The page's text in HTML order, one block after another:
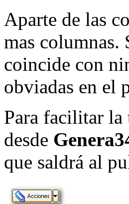
Aparte de las
mas
coincide con
obviadas en el
Para facilitar la
desde
que saldrá al